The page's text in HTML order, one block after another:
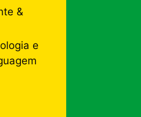
&
e